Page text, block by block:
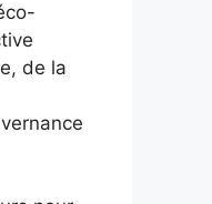
de la